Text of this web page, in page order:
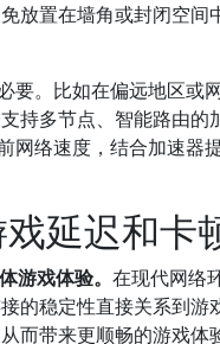
放置在墙角或封闭空间
要。比如在偏远地区或
持多节点、智能路由的
络速度，结合加速器
延迟和卡
游戏体验。 在现代网络
的稳定性直接关系到游
而带来更顺畅的游戏体